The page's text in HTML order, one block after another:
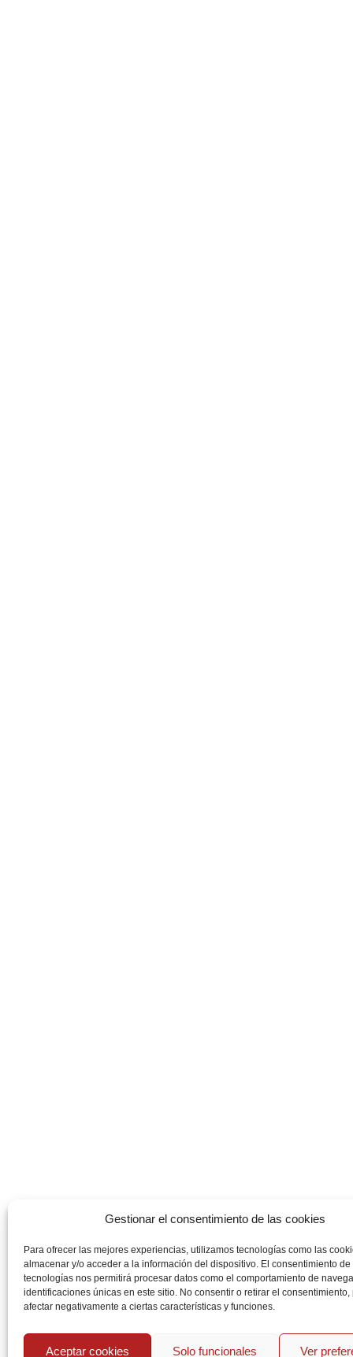
Gestionar el consentimiento de las cookies
Para ofrecer las mejores experiencias, utilizamos tecnologías como las
almacenar y/o acceder a la información del dispositivo. El consentimiento de
tecnologías nos permitirá procesar datos como el comportamiento de
identificaciones únicas en este sitio. No consentir o retirar el consentimiento,
afectar negativamente a ciertas características y funciones.
Aceptar cookies Solo funcionales Ver